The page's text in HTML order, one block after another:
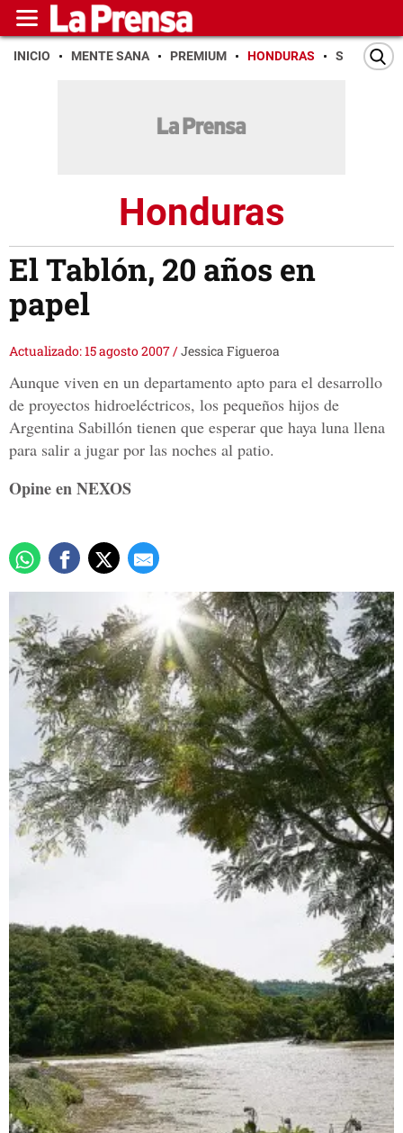
INICIO MENTE SANA PREMIUM HONDURAS SAN PEDRO
Honduras
El Tablón, 20 años en
papel
Actualizado: 15 agosto 2007/Jessica Figueroa
Aunque viven en un departamento apto para el desarrollo
de proyectos hidroeléctricos, los pequeños hijos de
Argentina Sabillón tienen que esperar que haya luna llena
para salir a jugar por las noches al patio.
Opine en NEXOS